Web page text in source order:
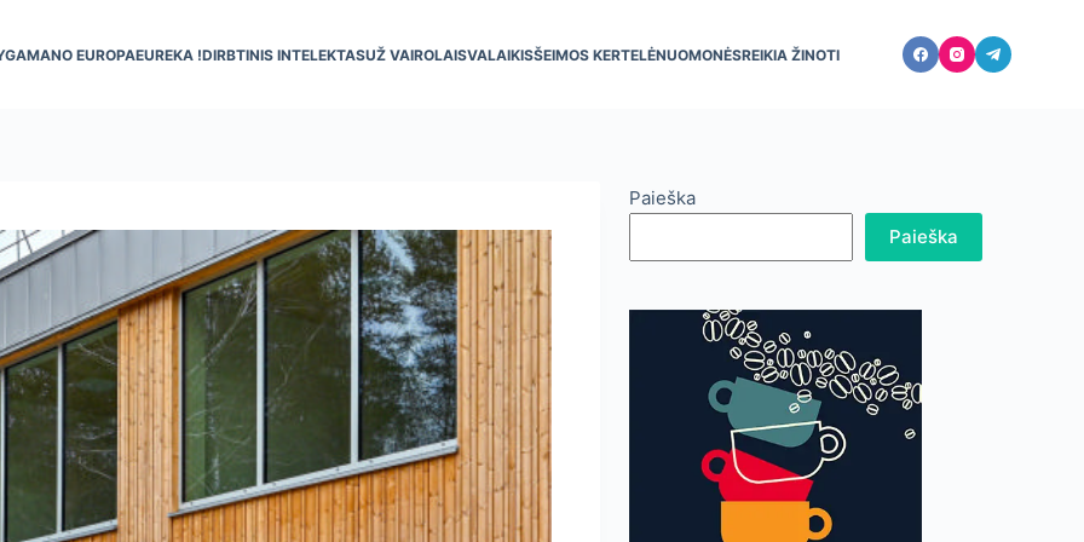
MANO EUROPAEUREKA !DIRBTINIS INTELEKTASUŽ VAIROLAISVALAIKISŠEIMOS KERTELĖNUOMONĖSREIKIA ŽINOTI
Paieška
Paieška